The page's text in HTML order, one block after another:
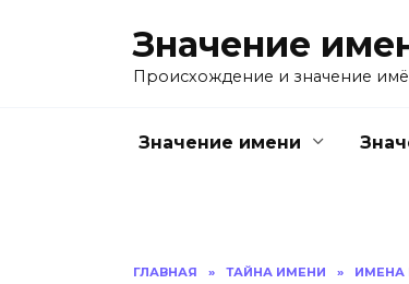
Значение
Происхождение и значение
Значение имени
ГЛАВНАЯ » ТАЙНА ИМЕНИ » ИМЕНА